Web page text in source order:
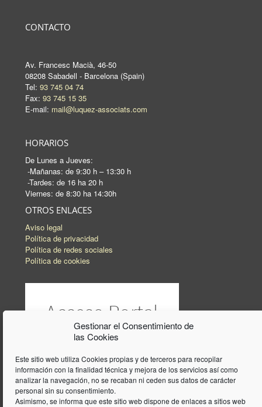
Gestionar el Consentimiento de
las Cookies
Este sitio web utiliza Cookies propias y de terceros para recopilar
información con la finalidad técnica y mejora de los servicios así como
analizar la navegación, no se recaban ni ceden sus datos de carácter
personal sin su consentimiento.
Asimismo, se informa que este sitio web dispone de enlaces a sitios web
CONTACTO
Av. Francesc Macià, 46-50
08208 Sabadell - Barcelona (Spain)
Tel: 93 745 04 74
Fax: 93 745 15 35
E-mail: mail@luquez-associats.com
HORARIOS
De Lunes a Jueves:
-Mañanas: de 9:30 h – 13:30 h
-Tardes: de 16 ha 20 h
Viernes: de 8:30 ha 14:30h
OTROS ENLACES
Aviso legal
Política de privacidad
Política de redes sociales
Política de cookies